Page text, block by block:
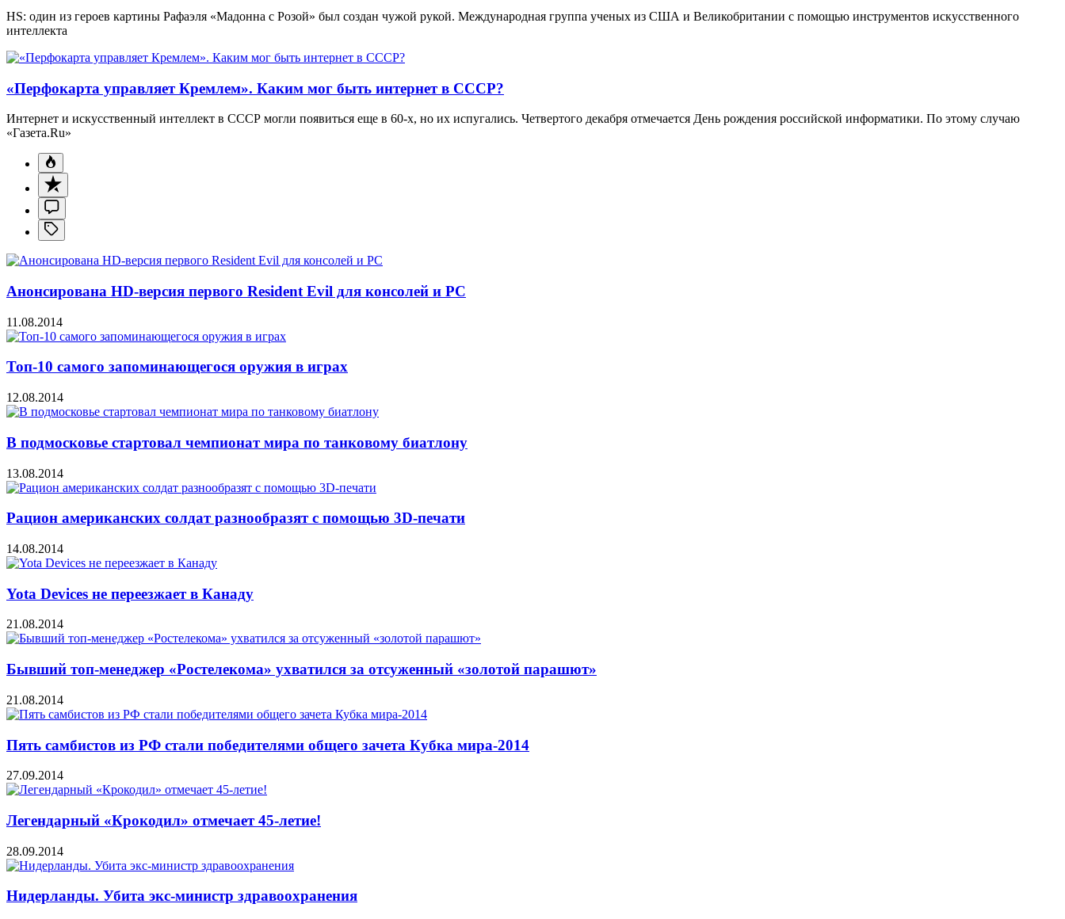
HS: один из героев картины Рафаэля «Мадонна с Розой» был создан чужой рукой. Международная группа ученых из США и Великобритании с помощью инструментов искусственного
интеллекта
«Перфокарта управляет Кремлем». Каким мог быть интернет в СССР?
Интернет и искусственный интеллект в СССР могли появиться еще в 60-х, но их испугались. Четвертого декабря отмечается День рождения российской информатики. По этому случаю
«Газета.Ru»
Анонсирована HD-версия первого Resident Evil для консолей и PC
11.08.2014
Топ-10 самого запоминающегося оружия в играх
12.08.2014
В подмосковье стартовал чемпионат мира по танковому биатлону
13.08.2014
Рацион американских солдат разнообразят с помощью 3D-печати
14.08.2014
Yota Devices не переезжает в Канаду
21.08.2014
Бывший топ-менеджер «Ростелекома» ухватился за отсуженный «золотой парашют»
21.08.2014
Пять самбистов из РФ стали победителями общего зачета Кубка мира-2014
27.09.2014
Легендарный «Крокодил» отмечает 45-летие!
28.09.2014
Нидерланды. Убита экс-министр здравоохранения